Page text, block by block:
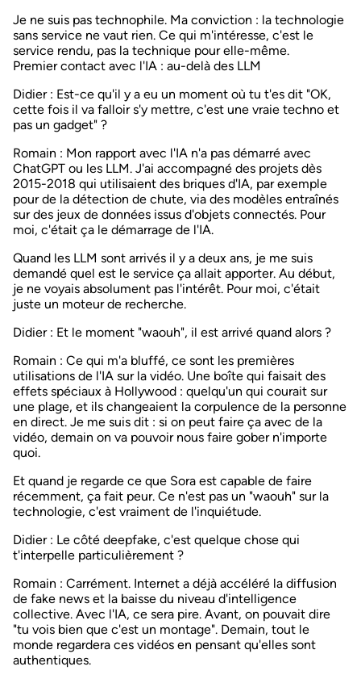
Je ne suis pas technophile. Ma conviction : la technologie
sans service ne vaut rien. Ce qui m'intéresse, c'est le
service rendu, pas la technique pour elle-même.
Premier contact avec l'IA : au-delà des LLM
Didier: Est-ce qu'il y a eu un moment où tu t'es dit "OK,
cette fois il va falloir s'y mettre, c'est une vraie techno et
pas un gadget" ?
Romain : Mon rapport avec l'IA n'a pas démarré avec
ChatGPT ou les LLM. J'ai accompagné des projets dès
2015-2018 qui utilisaient des briques d'IA, par exemple
pour de la détection de chute, via des modèles entraînés
sur des jeux de données issus d'objets connectés. Pour
moi, c'était ça le démarrage de l'IA.
Quand les LLM sont arrivés il y a deux ans, je me suis
demandé quel est le service ça allait apporter. Au début,
je ne voyais absolument pas l'intérêt. Pour moi, c'était
juste un moteur de recherche.
Didier: Et le moment "waouh", il est arrivé quand alors ?
Romain : Ce qui m'a bluffé, ce sont les premières
utilisations de l'IA sur la vidéo. Une boîte qui faisait des
effets spéciaux à Hollywood : quelqu'un qui courait sur
une plage, et ils changeaient la corpulence de la personne
en direct. Je me suis dit : si on peut faire ça avec de la
vidéo, demain on va pouvoir nous faire gober n'importe
quoi.
Et quand je regarde ce que Sora est capable de faire
récemment, ça fait peur. Ce n'est pas un "waouh" sur la
technologie, c'est vraiment de l'inquiétude.
Didier: Le côté deepfake, c'est quelque chose qui
t'interpelle particulièrement ?
Romain : Carrément. Internet a déjà accéléré la diffusion
de fake news et la baisse du niveau d'intelligence
collective. Avec l'IA, ce sera pire. Avant, on pouvait dire
"tu vois bien que c'est un montage". Demain, tout le
monde regardera ces vidéos en pensant qu'elles sont
authentiques.